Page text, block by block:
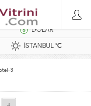
DOLAR
İSTANBUL°C
3